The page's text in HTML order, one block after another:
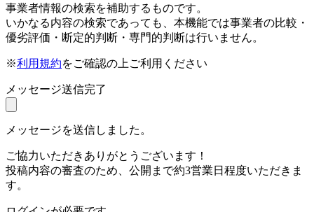
事業者情報の検索を補助するものです。
いかなる内容の検索であっても、本機能では事業者の比較・
優劣評価・断定的判断・専門的判断は行いません。
※利用規約をご確認の上ご利用ください
メッセージ送信完了
メッセージを送信しました。
ご協力いただきありがとうございます！
投稿内容の審査のため、公開まで約3営業日程度いただきま
す。